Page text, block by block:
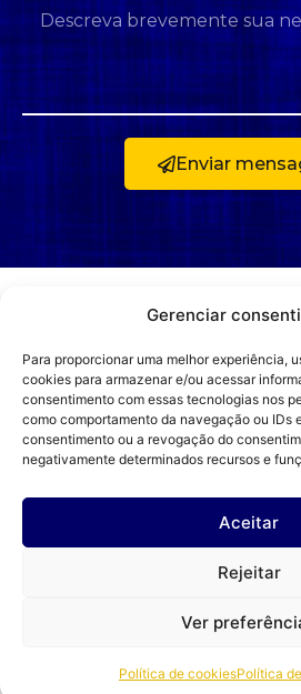
Gerenciar
Para proporcionar uma melhor experiência,
cookies para armazenar e/ou acessar
consentimento com essas tecnologias nos
como comportamento da navegação ou IDs
consentimento ou a revogação do
negativamente determinados recursos e
Aceitar
Rejeitar
Ver
Política de cookiesPolítica
Enviar
Atendimento técnico
conformidade legal,
CREA/RS
© Copyright
Politica de PrivacidadePolítica de